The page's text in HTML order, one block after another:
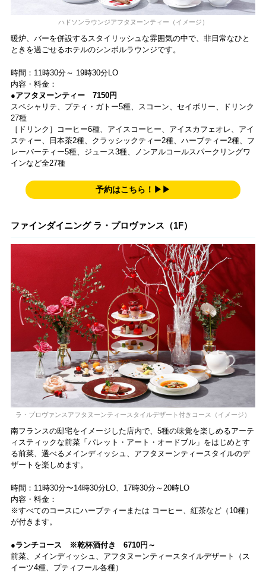
ハドソンラウンジアフタヌーンティー（イメージ）
暖炉、バーを併設するスタイリッシュな雰囲気の中で、非日常なひと
ときを過ごせるホテルのシンボルラウンジです。
時間：11時30分～ 19時30分LO
内容・料金：
●アフタヌーンティー 7150円
スペシャリテ、プティ・ガトー5種、スコーン、セイボリー、ドリンク
27種
［ドリンク］コーヒー6種、アイスコーヒー、アイスカフェオレ、アイ
スティー、日本茶2種、クラッシックティー2種、ハーブティー2種、フ
レーバーティー5種、ジュース3種、ノンアルコールスパークリングワ
インなど全27種
予約はこちら！▶▶
ファインダイニング ラ・プロヴァンス（1F）
ラ・プロヴァンスアフタヌーンティースタイルデザート付きコース（イメージ）
南フランスの邸宅をイメージした店内で、5種の味覚を楽しめるアーテ
ィスティックな前菜「パレット・アート・オードブル」をはじめとす
る前菜、選べるメインディッシュ、アフタヌーンティースタイルのデ
ザートを楽しめます。
時間：11時30分〜14時30分LO、17時30分～20時LO
内容・料金：
※すべてのコースにハーブティーまたは コーヒー、紅茶など（10種）
が付きます。
●ランチコース ※乾杯酒付き 6710円～
前菜、メインディッシュ、アフタヌーンティースタイルデザート（ス
イーツ4種、プティフール各種）